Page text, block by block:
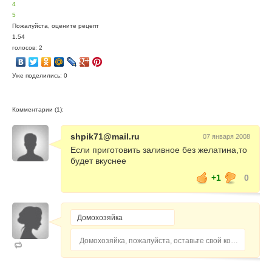
4
5
Пожалуйста, оцените рецепт
1.54
голосов: 2
Уже поделились: 0
Комментарии (1):
shpik71@mail.ru 07 января 2008
Если приготовить заливное без желатина,то
будет вкуснее
+1
0
Домохозяйка, пожалуйста, оставьте свой комментарий...